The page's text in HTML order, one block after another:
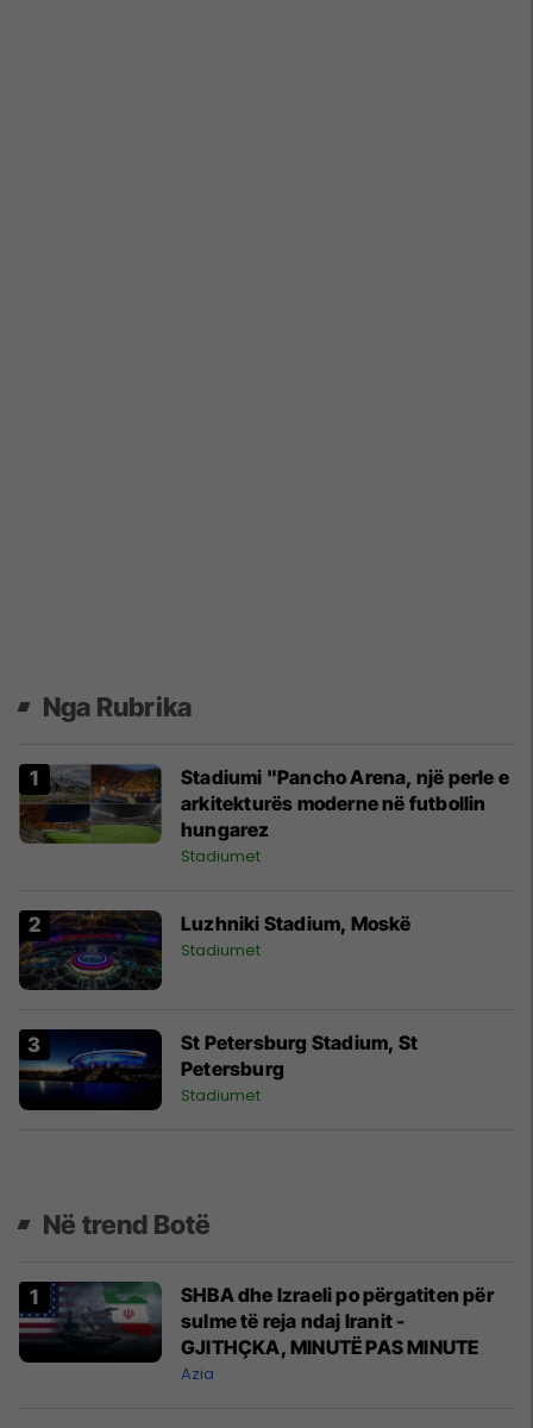
Nga Rubrika
Stadiumi "Pancho Arena, një perle e
arkitekturës moderne në futbollin
hungarez
Stadiumet
Luzhniki Stadium, Moskë
Stadiumet
St Petersburg Stadium, St
Petersburg
Stadiumet
Në trend Botë
SHBA dhe Izraeli po përgatiten për
sulme të reja ndaj Iranit -
GJITHÇKA, MINUTË PAS MINUTE
Azia